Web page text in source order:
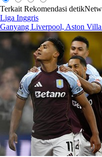
Terkait Rekomendasi
Liga Inggris
Ganyang Liverpool, Aston